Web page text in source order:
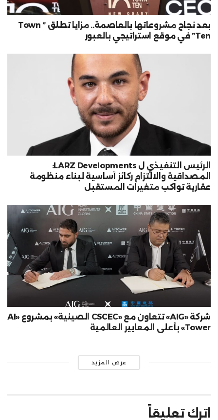
بعد نجاح مشروعاتها بالعاصمة.. مزايا تطلق ” Town
Ten” في موقع استراتيجي بالعبور
الرئيس التنفيذي ل LARZ Developments:
المصداقية والالتزام ركائز أساسية لبناء منظومة
عقارية تواكب متغيرات المستقبل
شركة «AIG» تتعاون مع «CSCEC الصينية» بمشروع «AI
Tower» بأعلى المعايير العالمية
عرض المزيد
اترك تعليقاً